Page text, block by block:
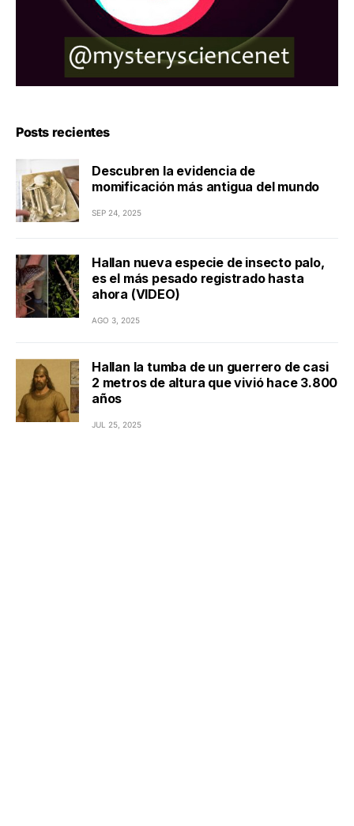
Posts recientes
Descubren la evidencia de
momificación más antigua del mundo
SEP 24, 2025
Hallan nueva especie de insecto palo,
es el más pesado registrado hasta
ahora (VIDEO)
AGO 3, 2025
Hallan la tumba de un guerrero de casi
2 metros de altura que vivió hace 3.800
años
JUL 25, 2025